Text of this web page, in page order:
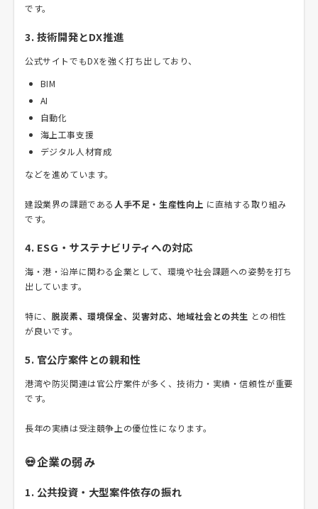
です。
3. 技術開発とDX推進
公式サイトでもDXを強く打ち出しており、
BIM
AI
自動化
海上工事支援
デジタル人材育成
などを進めています。
建設業界の課題である 人手不足・生産性向上 に直結する取り組み
です。
4. ESG・サステナビリティへの対応
海・港・沿岸に関わる企業として、環境や社会課題への姿勢を打ち
出しています。
特に、 脱炭素、環境保全、災害対応、地域社会との共生 との相性
が良いです。
5. 官公庁案件との親和性
港湾や防災関連は官公庁案件が多く、技術力・実績・信頼性が重要
です。
長年の実績は受注競争上の優位性になります。
💀企業の弱み
1. 公共投資・大型案件依存の振れ